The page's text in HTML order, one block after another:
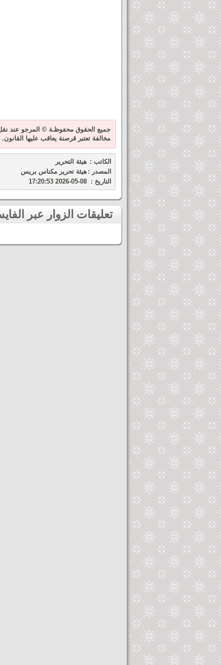
جميع الحقوق محفوظـة © المرجو عند
مخالفة تعتبر قرصنة يعاقب عليها القانون.
الكاتب : هيئة التحرير
المصدر : هيئة تحرير مكناس بريس
التاريخ : 2026-05-08 17:20:53
تعليقات الزوار عبر الفايسبوك